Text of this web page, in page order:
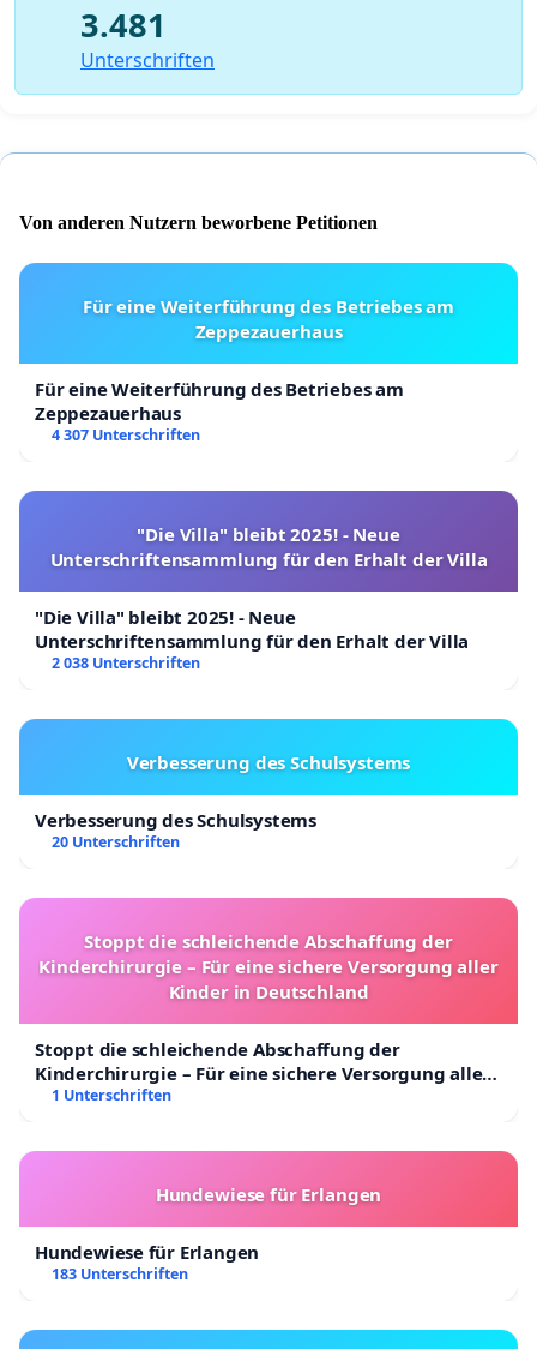
3.481
Unterschriften
Von anderen Nutzern beworbene Petitionen
Für eine Weiterführung des Betriebes am
Zeppezauerhaus
Für eine Weiterführung des Betriebes am
Zeppezauerhaus
4 307 Unterschriften
"Die Villa" bleibt 2025! - Neue
Unterschriftensammlung für den Erhalt der Villa
"Die Villa" bleibt 2025! - Neue
Unterschriftensammlung für den Erhalt der Villa
2 038 Unterschriften
Verbesserung des Schulsystems
Verbesserung des Schulsystems
20 Unterschriften
Stoppt die schleichende Abschaffung der
Kinderchirurgie – Für eine sichere Versorgung aller
Kinder in Deutschland
Stoppt die schleichende Abschaffung der
Kinderchirurgie – Für eine sichere Versorgung aller
Kinder in Deutschland
1 Unterschriften
Hundewiese für Erlangen
Hundewiese für Erlangen
183 Unterschriften